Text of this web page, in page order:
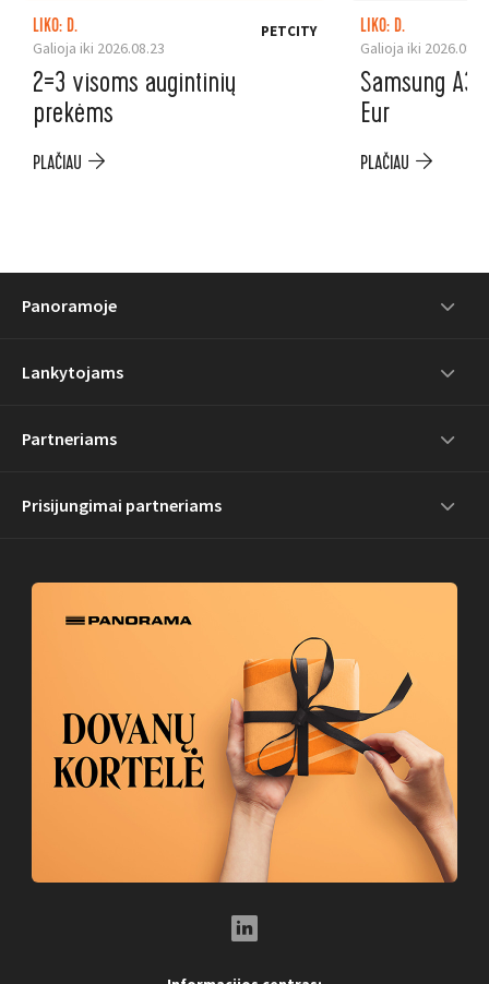
LIKO: D.
Galioja iki 2026.08.23
PETCITY
2=3 visoms augintinių
prekėms
PLAČIAU
LIKO: D.
Galioja iki
Samsung
Eur
PLAČIAU
Panoramoje
Lankytojams
Partneriams
Prisijungimai partneriams